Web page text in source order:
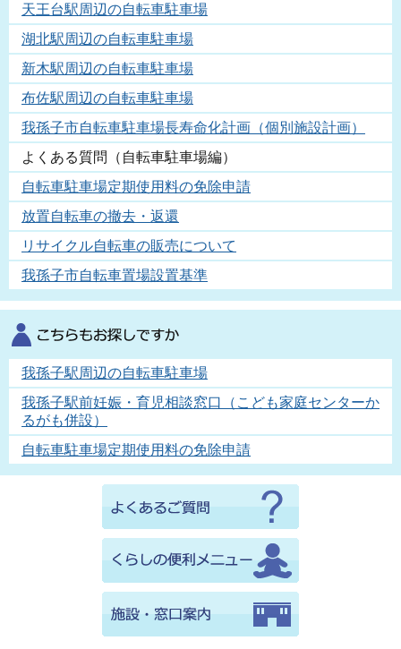
天王台駅周辺の自転車駐車場
湖北駅周辺の自転車駐車場
新木駅周辺の自転車駐車場
布佐駅周辺の自転車駐車場
我孫子市自転車駐車場長寿命化計画（個別施設計画）
よくある質問（自転車駐車場編）
自転車駐車場定期使用料の免除申請
放置自転車の撤去・返還
リサイクル自転車の販売について
我孫子市自転車置場設置基準
我孫子駅周辺の自転車駐車場
我孫子駅前妊娠・育児相談窓口（こども家庭センターか
るがも併設）
自転車駐車場定期使用料の免除申請